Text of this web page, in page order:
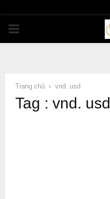
PRIMARY
Trang chủ vnd. usd
Tag : vnd. usd